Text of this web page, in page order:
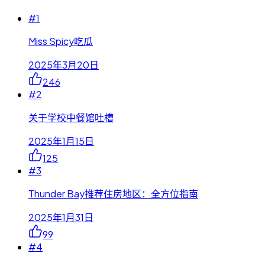
#1
Miss Spicy吃瓜
2025年3月20日
246
#2
关于学校中餐馆吐槽
2025年1月15日
125
#3
Thunder Bay推荐住房地区：全方位指南
2025年1月31日
99
#4